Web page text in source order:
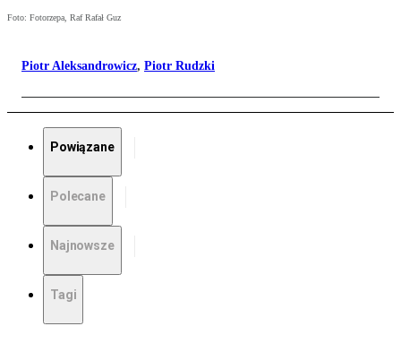
Foto: Fotorzepa, Raf Rafał Guz
Piotr Aleksandrowicz, Piotr Rudzki
Powiązane
Polecane
Najnowsze
Tagi